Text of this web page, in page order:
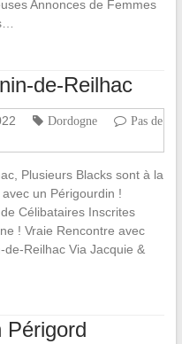
Annonces de Femmes
de-Reilhac
Dordogne
Pas de
Plusieurs Blacks sont à la
un Périgourdin !
Célibataires Inscrites
! Vraie Rencontre avec
Reilhac Via Jacquie &
Périgord